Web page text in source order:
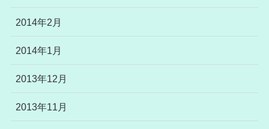
2014年2月
2014年1月
2013年12月
2013年11月